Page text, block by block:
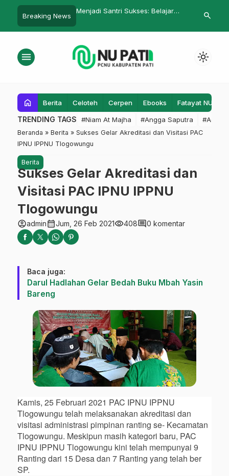
Breaking News
Sahal Mahfudh
Akribut NU Iringi Pernikahan
Empat
search
menu light_mode
home Berita Celoteh Cerpen Ebooks Fatayat NU
TRENDING TAGS #Niam At Majha #Angga Saputra #Admin
Beranda » Berita » Sukses Gelar Akreditasi dan Visitasi PAC
IPNU IPPNU Tlogowungu
Berita
Sukses Gelar Akreditasi dan
Visitasi PAC IPNU IPPNU
Tlogowungu
account_circleadmincalendar_monthJum, 26 Feb 2021visibility408comment0 komentar
Baca juga:
Darul Hadlahan Gelar Bedah Buku Mbah Yasin
Bareng
Kamis, 25 Februari 2021 PAC IPNU IPPNU
Tlogowungu telah melaksanakan akreditasi dan
visitasi administrasi pimpinan ranting se- Kecamatan
Tlogowungu. Meskipun masih kategori baru, PAC
IPNU IPPNU Tlogowungu kini telah mempunyai 9
Ranting dari 15 Desa dan 7 Ranting yang telah ber
SP.